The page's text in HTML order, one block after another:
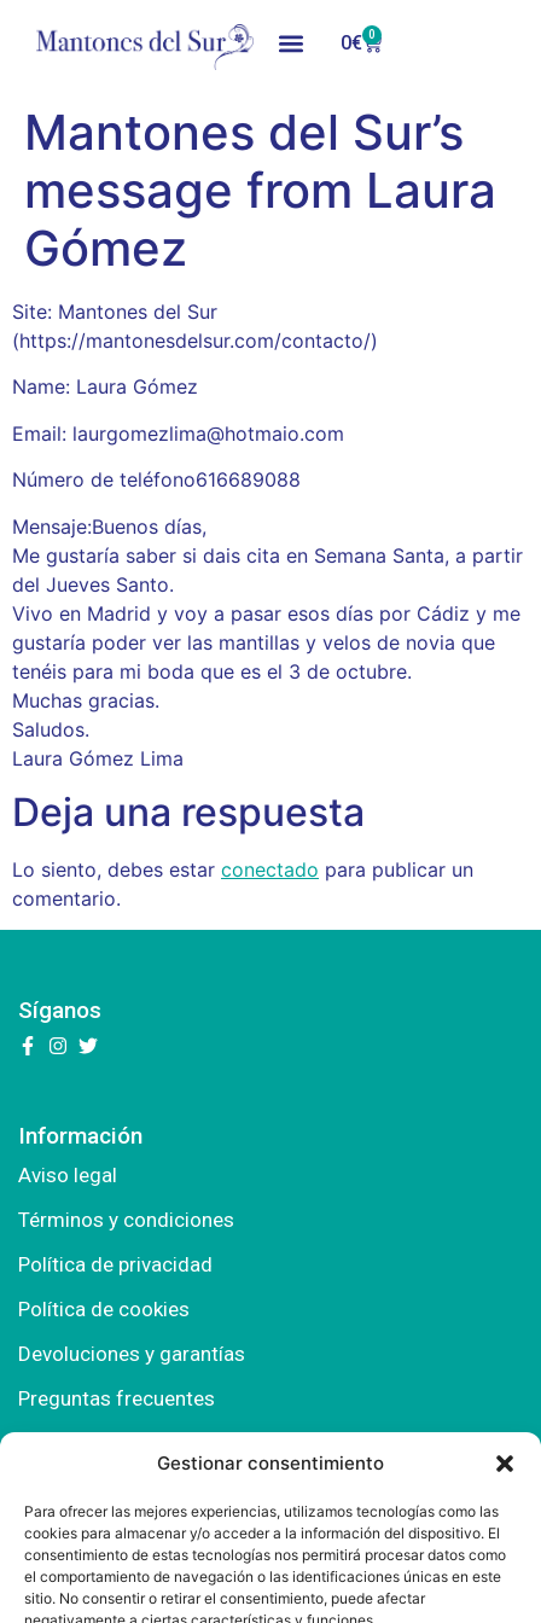
Gestionar consentimiento
Para ofrecer las mejores experiencias, utilizamos tecnologías como las
cookies para almacenar y/o acceder a la información del dispositivo. El
consentimiento de estas tecnologías nos permitirá procesar datos como
el comportamiento de navegación o las identificaciones únicas en este
sitio. No consentir o retirar el consentimiento, puede afectar
0€ 0
Mantones del Sur’s
message from Laura
Gómez
Site: Mantones del Sur
(https://mantonesdelsur.com/contacto/)
Name: Laura Gómez
Email: laurgomezlima@hotmaio.com
Número de teléfono616689088
Mensaje:Buenos días,
Me gustaría saber si dais cita en Semana Santa, a partir
del Jueves Santo.
Vivo en Madrid y voy a pasar esos días por Cádiz y me
gustaría poder ver las mantillas y velos de novia que
tenéis para mi boda que es el 3 de octubre.
Muchas gracias.
Saludos.
Laura Gómez Lima
Deja una respuesta
Lo siento, debes estar conectado para publicar un
comentario.
Síganos
Información
Aviso legal
Términos y condiciones
Política de privacidad
Política de cookies
Devoluciones y garantías
Preguntas frecuentes
Polígono Comercial Urbisur (Cita previa) 11130
Chiclana de la Fra. (Cádiz)
667 457 908